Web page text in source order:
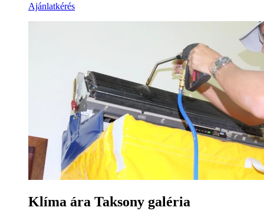
Ajánlatkérés
Klíma ára Taksony galéria